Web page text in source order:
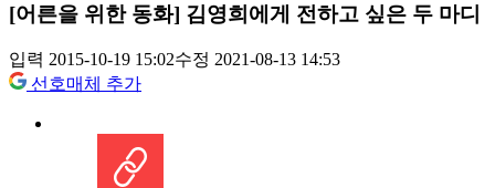
[어른을 위한 동화] 김영희에게 전하고 싶은 두 마디
입력 2015-10-19 15:02수정 2021-08-13 14:53
선호매체 추가